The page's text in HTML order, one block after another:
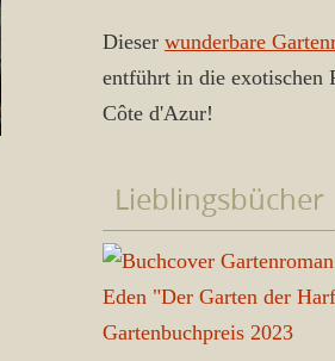
Dieser wunderbare
entführt in die exotischen
Côte d'Azur!
Lieblingsbücher